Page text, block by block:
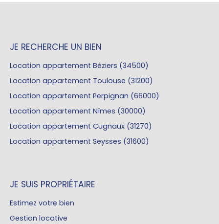
JE RECHERCHE UN BIEN
Location appartement Béziers (34500)
Location appartement Toulouse (31200)
Location appartement Perpignan (66000)
Location appartement Nîmes (30000)
Location appartement Cugnaux (31270)
Location appartement Seysses (31600)
JE SUIS PROPRIÉTAIRE
Estimez votre bien
Gestion locative